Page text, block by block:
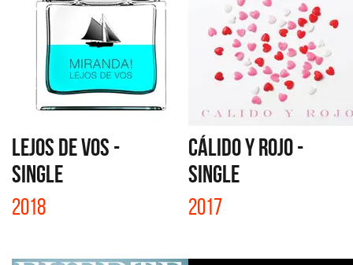
LEJOS DE VOS -
SINGLE
2018
CÁLIDO Y ROJO -
SINGLE
2017